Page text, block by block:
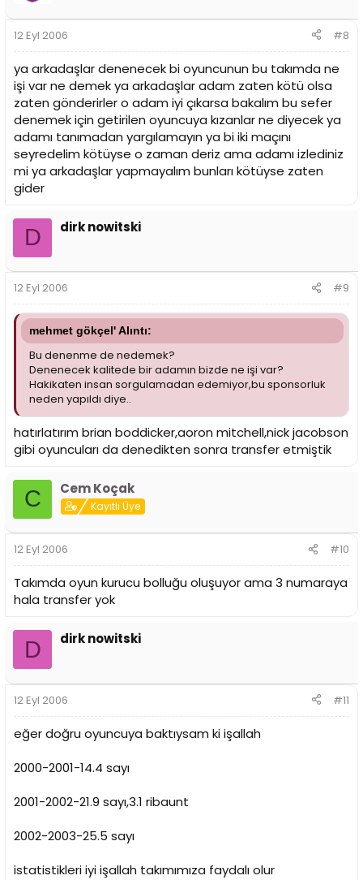
12 Eyl 2006 #8
ya arkadaşlar denenecek bi oyuncunun bu takımda ne
işi var ne demek ya arkadaşlar adam zaten kötü olsa
zaten gönderirler o adam iyi çıkarsa bakalım bu sefer
denemek için getirilen oyuncuya kızanlar ne diyecek ya
adamı tanımadan yargılamayın ya bi iki maçını
seyredelim kötüyse o zaman deriz ama adamı izlediniz
mi ya arkadaşlar yapmayalım bunları kötüyse zaten
gider
D dirk nowitski
12 Eyl 2006 #9
mehmet gökçel' Alıntı:
Bu denenme de nedemek?
Denenecek kalitede bir adamın bizde ne işi var?
Hakikaten insan sorgulamadan edemiyor,bu sponsorluk
neden yapıldı diye..
hatırlatırım brian boddicker,aoron mitchell,nick jacobson
gibi oyuncuları da denedikten sonra transfer etmiştik
C Cem Koçak
Kayıtlı Üye
12 Eyl 2006 #10
Takımda oyun kurucu bolluğu oluşuyor ama 3 numaraya
hala transfer yok
D dirk nowitski
12 Eyl 2006 #11
eğer doğru oyuncuya baktıysam ki işallah
2000-2001-14.4 sayı
2001-2002-21.9 sayı,3.1 ribaunt
2002-2003-25.5 sayı
istatistikleri iyi işallah takımımıza faydalı olur